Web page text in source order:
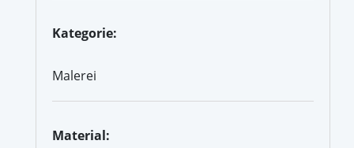
Kategorie:
Malerei
Material: